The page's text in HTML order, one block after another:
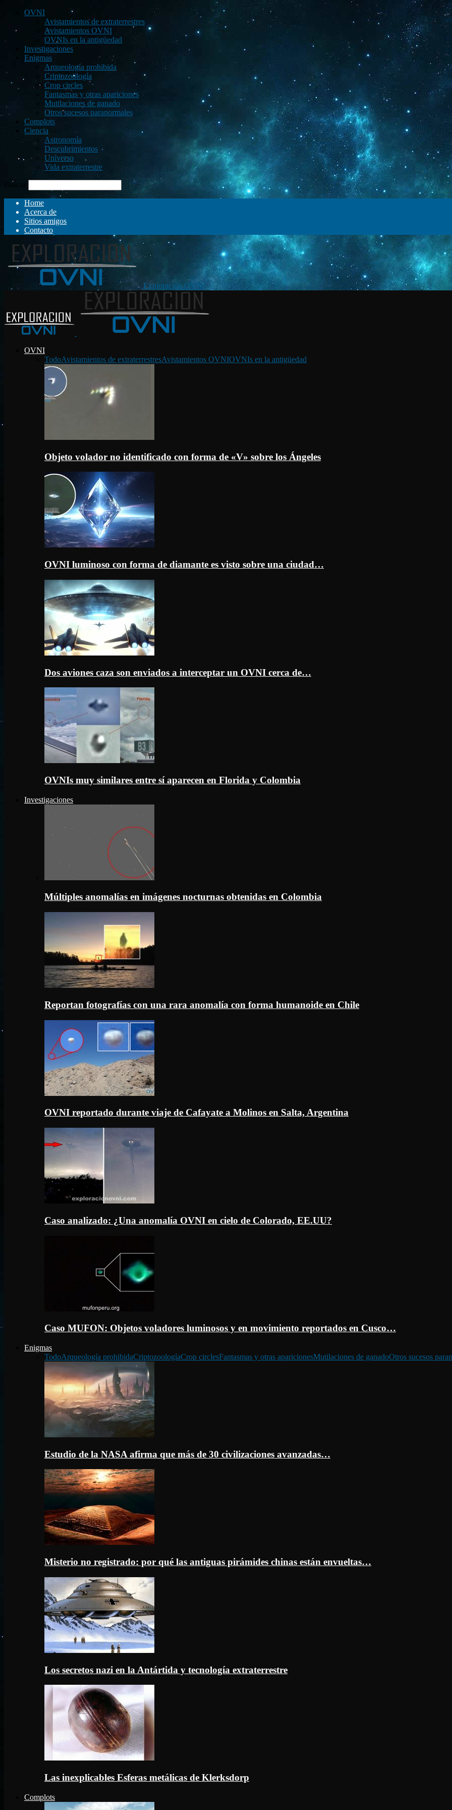
OVNI
Avistamientos de extraterrestres
Avistamientos OVNI
OVNIs en la antigüedad
Investigaciones
Enigmas
Arqueología prohibida
Criptozoología
Crop circles
Fantasmas y otras apariciones
Mutilaciones de ganado
Otros sucesos paranormales
Complots
Ciencia
Astronomía
Descubrimientos
Universo
Vida extraterrestre
Buscar
Home
Acerca de
Sitios amigos
Contacto
Exploración OVNI
OVNI
TodoAvistamientos de extraterrestresAvistamientos OVNIOVNIs en la antigüedad
Objeto volador no identificado con forma de «V» sobre los Ángeles
OVNI luminoso con forma de diamante es visto sobre una ciudad…
Dos aviones caza son enviados a interceptar un OVNI cerca de…
OVNIs muy similares entre sí aparecen en Florida y Colombia
Investigaciones
Múltiples anomalías en imágenes nocturnas obtenidas en Colombia
Reportan fotografías con una rara anomalía con forma humanoide en Chile
OVNI reportado durante viaje de Cafayate a Molinos en Salta, Argentina
Caso analizado: ¿Una anomalía OVNI en cielo de Colorado, EE.UU?
Caso MUFON: Objetos voladores luminosos y en movimiento reportados en Cusco…
Enigmas
TodoArqueología prohibidaCriptozoologíaCrop circlesFantasmas y otras aparicionesMutilaciones de ganadoOtros sucesos
Estudio de la NASA afirma que más de 30 civilizaciones avanzadas…
Misterio no registrado: por qué las antiguas pirámides chinas están envueltas…
Los secretos nazi en la Antártida y tecnología extraterrestre
Las inexplicables Esferas metálicas de Klerksdorp
Complots